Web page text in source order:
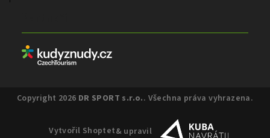
Copyright 2026 DR SPORT s.r.o.. Všechna práva vyhrazena.
Vytvořil Shoptet& upravil